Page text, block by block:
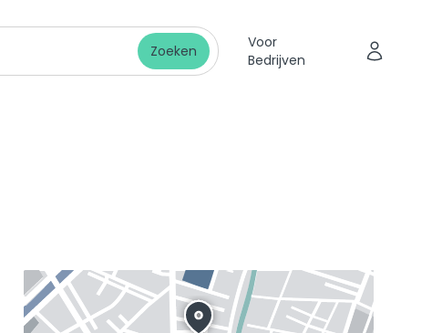
Zoeken
Voor
Bedrijven